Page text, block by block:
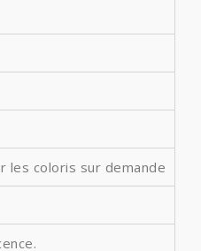
les coloris sur demande